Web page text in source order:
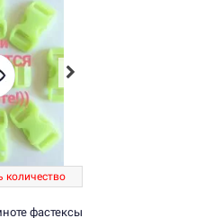
фастексы